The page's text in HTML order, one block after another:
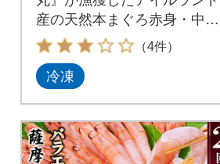
産の天然本まぐろ赤身・中ト
ロ・大トロを食べきり4パック
でお届けします!
（4件）
冷凍